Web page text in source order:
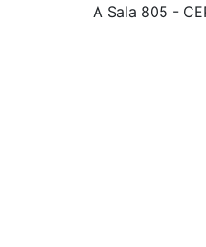
A Sala 805 -